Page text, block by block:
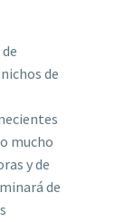
de
mucho
y de
de